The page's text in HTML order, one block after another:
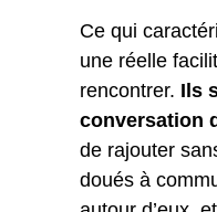
Ce qui
une réelle
rencontrer. Ils
conversation
de rajouter
doués à